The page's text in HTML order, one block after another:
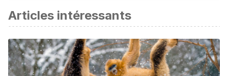
ou scientifique
Elgier, Á. M., Jakovcevic, A., Mustaca, A. E., Bentosela, M., &
Barrera, G. (2009). Problemas de comportamiento en los
perros domésticos (canis familiaris): aportes de la
psicología del aprendizaje.Revista de Psicología,18 (2),
Articles intéressants